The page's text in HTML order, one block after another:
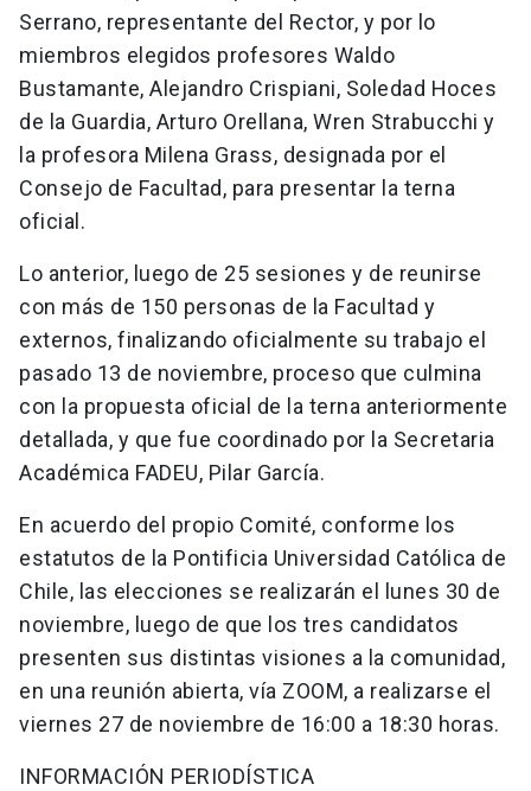
Serrano, representante del Rector, y por lo
miembros elegidos profesores Waldo
Bustamante, Alejandro Crispiani, Soledad Hoces
de la Guardia, Arturo Orellana, Wren Strabucchi y
la profesora Milena Grass, designada por el
Consejo de Facultad, para presentar la terna
oficial.
Lo anterior, luego de 25 sesiones y de reunirse
con más de 150 personas de la Facultad y
externos, finalizando oficialmente su trabajo el
pasado 13 de noviembre, proceso que culmina
con la propuesta oficial de la terna anteriormente
detallada, y que fue coordinado por la Secretaria
Académica FADEU, Pilar García.
En acuerdo del propio Comité, conforme los
estatutos de la Pontificia Universidad Católica de
Chile, las elecciones se realizarán el lunes 30 de
noviembre, luego de que los tres candidatos
presenten sus distintas visiones a la comunidad,
en una reunión abierta, vía ZOOM, a realizarse el
viernes 27 de noviembre de 16:00 a 18:30 horas.
INFORMACIÓN PERIODÍSTICA